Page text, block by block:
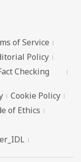
of Service
Policy
Checking
Cookie Policy
of Ethics